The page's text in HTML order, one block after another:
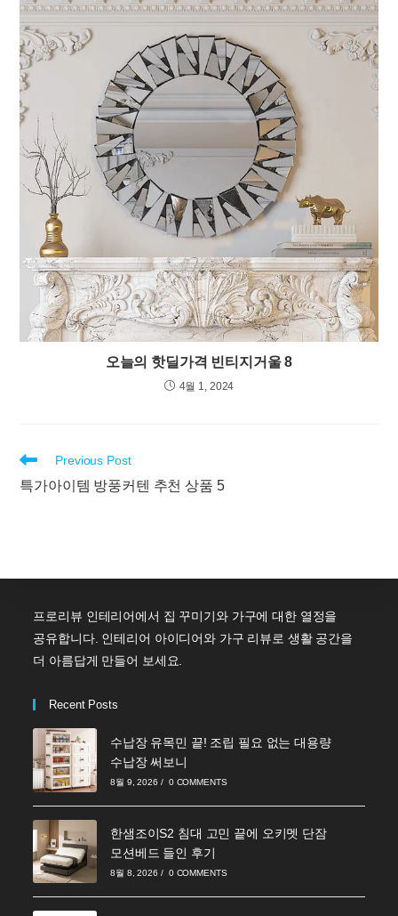
오늘의 핫딜가격 빈티지거울 8
4월 1, 2024
Read
articles
Previous Post
특가아이템 방풍커텐 추천 상품 5
프로리뷰 인테리어에서 집 꾸미기와 가구에 대한 열정을
공유합니다. 인테리어 아이디어와 가구 리뷰로 생활 공간을
더 아름답게 만들어 보세요.
Recent Posts
수납장 유목민 끝! 조립 필요 없는 대용량
수납장 써보니
8월 9, 2026 / 0 COMMENTS
한샘조이S2 침대 고민 끝에 오키멧 단잠
모션베드 들인 후기
8월 8, 2026 / 0 COMMENTS